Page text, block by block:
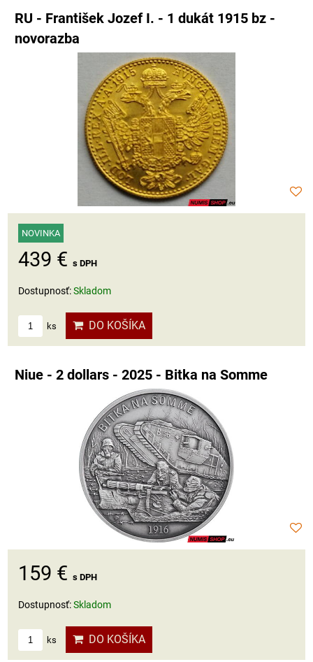
RU - František Jozef I. - 1 dukát 1915 bz -
novorazba
NOVINKA
439 € s DPH
Dostupnosť:Skladom
ks DO KOŠÍKA
Niue - 2 dollars - 2025 - Bitka na Somme
159 € s DPH
Dostupnosť:Skladom
ks DO KOŠÍKA